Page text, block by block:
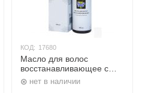
КОД: 17680
Масло для волос
восстанавливающее с
чёрным тмином 100 мл.
Indiale
нет в наличии